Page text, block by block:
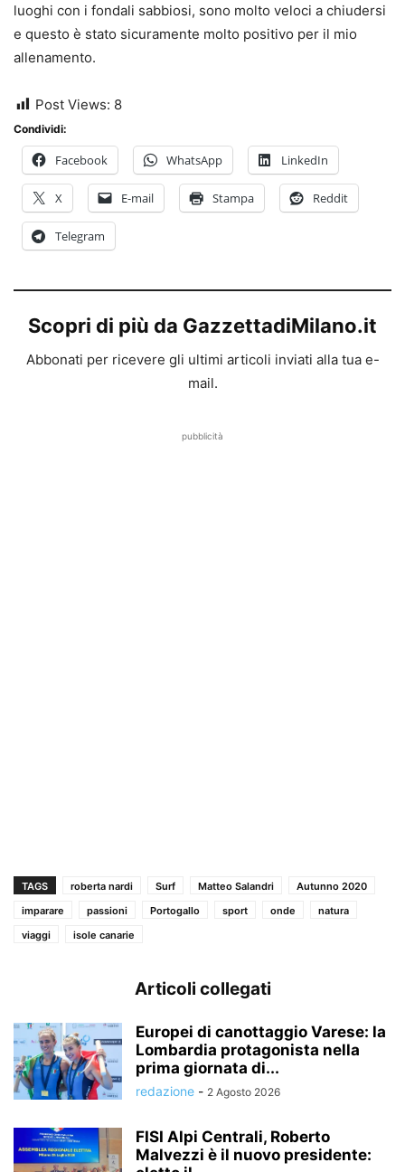
luoghi con i fondali sabbiosi, sono molto veloci a chiudersi
e questo è stato sicuramente molto positivo per il mio
allenamento.
Post Views: 8
Condividi:
Facebook WhatsApp LinkedIn
X E-mail Stampa Reddit
Telegram
Scopri di più da GazzettadiMilano.it
Abbonati per ricevere gli ultimi articoli inviati alla tua e-
mail.
pubblicità
TAGS roberta nardi Surf Matteo Salandri
Autunno 2020
imparare
passioni Portogallo sport onde
natura
viaggi
isole canarie
Articoli collegati
Europei di canottaggio Varese: la
Lombardia protagonista nella
prima giornata di...
redazione - 2 Agosto 2026
FISI Alpi Centrali, Roberto
Malvezzi è il nuovo presidente: